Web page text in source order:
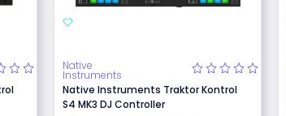
Native
Instruments
Native Instruments Traktor Kontrol
S4 MK3 DJ Controller